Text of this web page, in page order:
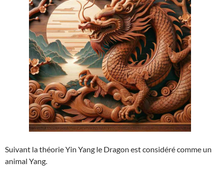
Suivant la théorie Yin Yang le Dragon est considéré comme un
animal Yang.